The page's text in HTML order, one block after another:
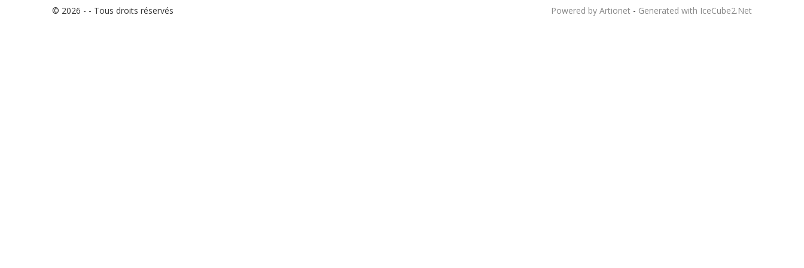
© 2026 - - Tous droits réservés Powered by Artionet - Generated with IceCube2.Net